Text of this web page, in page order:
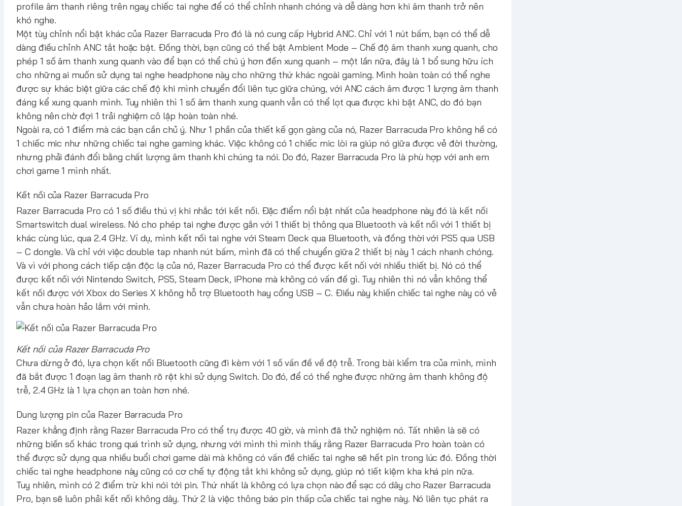
profile âm thanh riêng trên ngay chiếc tai nghe để có thể chỉnh nhanh chóng và dễ dàng hơn khi âm thanh trở nên
khó nghe.
Một tùy chỉnh nổi bật khác của Razer Barracuda Pro đó là nó cung cấp Hybrid ANC. Chỉ với 1 nút bấm, bạn có thể dễ
dàng điều chỉnh ANC tắt hoặc bật. Đồng thời, bạn cũng có thể bật Ambient Mode – Chế độ âm thanh xung quanh, cho
phép 1 số âm thanh xung quanh vào để bạn có thể chú ý hơn đến xung quanh – một lần nữa, đây là 1 bổ sung hữu ích
cho những ai muốn sử dụng tai nghe headphone này cho những thứ khác ngoài gaming. Mình hoàn toàn có thể nghe
được sự khác biệt giữa các chế độ khi mình chuyển đổi liên tục giữa chúng, với ANC cách âm được 1 lượng âm thanh
đáng kể xung quanh mình. Tuy nhiên thì 1 số âm thanh xung quanh vẫn có thể lọt qua được khi bật ANC, do đó bạn
không nên chờ đợi 1 trải nghiệm cô lập hoàn toàn nhé.
Ngoài ra, có 1 điểm mà các bạn cần chủ ý. Như 1 phần của thiết kế gọn gàng của nó, Razer Barracuda Pro không hề có
1 chiếc mic như những chiếc tai nghe gaming khác. Việc không có 1 chiếc mic lòi ra giúp nó giữa được vẻ đời thường,
nhưng phải đánh đổi bằng chất lượng âm thanh khi chúng ta nói. Do đó, Razer Barracuda Pro là phù hợp với anh em
chơi game 1 mình nhất.
Kết nối của Razer Barracuda Pro
Razer Barracuda Pro có 1 số điều thú vị khi nhắc tới kết nối. Đặc điểm nổi bật nhất của headphone này đó là kết nối
Smartswitch dual wireless. Nó cho phép tai nghe được gắn với 1 thiết bị thông qua Bluetooth và kết nối với 1 thiết bị
khác cùng lúc, qua 2.4 GHz. Ví dụ, mình kết nối tai nghe với Steam Deck qua Bluetooth, và đồng thời với PS5 qua USB
– C dongle. Và chỉ với việc double tap nhanh nút bấm, mình đã có thể chuyển giữa 2 thiết bị này 1 cách nhanh chóng.
Và vì với phong cách tiếp cận độc lạ của nó, Razer Barracuda Pro có thể được kết nối với nhiều thiết bị. Nó có thể
được kết nối với Nintendo Switch, PS5, Steam Deck, iPhone mà không có vấn đề gì. Tuy nhiên thì nó vẫn không thể
kết nối được với Xbox do Series X không hỗ trợ Bluetooth hay cổng USB – C. Điều này khiến chiếc tai nghe này có vẻ
vẫn chưa hoàn hảo lắm với mình.
Kết nối của Razer Barracuda Pro
Chưa dừng ở đó, lựa chọn kết nối Bluetooth cũng đi kèm với 1 số vấn đề về độ trễ. Trong bài kiểm tra của mình, mình
đã bắt được 1 đoạn lag âm thanh rõ rệt khi sử dụng Switch. Do đó, để có thể nghe được những âm thanh không độ
trễ, 2.4 GHz là 1 lựa chọn an toàn hơn nhé.
Dung lượng pin của Razer Barracuda Pro
Razer khẳng định rằng Razer Barracuda Pro có thể trụ được 40 giờ, và mình đã thử nghiệm nó. Tất nhiên là sẽ có
những biến số khác trong quá trình sử dụng, nhưng với mình thì mình thấy rằng Razer Barracuda Pro hoàn toàn có
thể được sử dụng qua nhiều buổi chơi game dài mà không có vấn đề chiếc tai nghe sẽ hết pin trong lúc đó. Đồng thời
chiếc tai nghe headphone này cũng có cơ chế tự động tắt khi không sử dụng, giúp nó tiết kiệm kha khá pin nữa.
Tuy nhiên, mình có 2 điểm trừ khi nói tới pin. Thứ nhất là không có lựa chọn nào để sạc có dây cho Razer Barracuda
Pro, bạn sẽ luôn phải kết nối không dây. Thứ 2 là việc thông báo pin thấp của chiếc tai nghe này. Nó liên tục phát ra